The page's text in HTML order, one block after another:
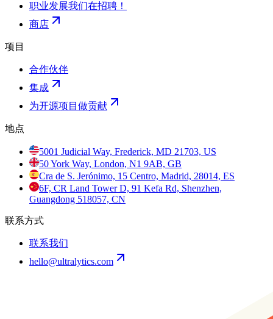
职业发展我们在招聘！
商店
项目
合作伙伴
集成
为开源项目做贡献
地点
5001 Judicial Way, Frederick, MD 21703, US
50 York Way, London, N1 9AB, GB
Cra de S. Jerónimo, 15 Centro, Madrid, 28014, ES
6F, CR Land Tower D, 91 Kefa Rd, Shenzhen,
Guangdong 518057, CN
联系方式
联系我们
hello@ultralytics.com